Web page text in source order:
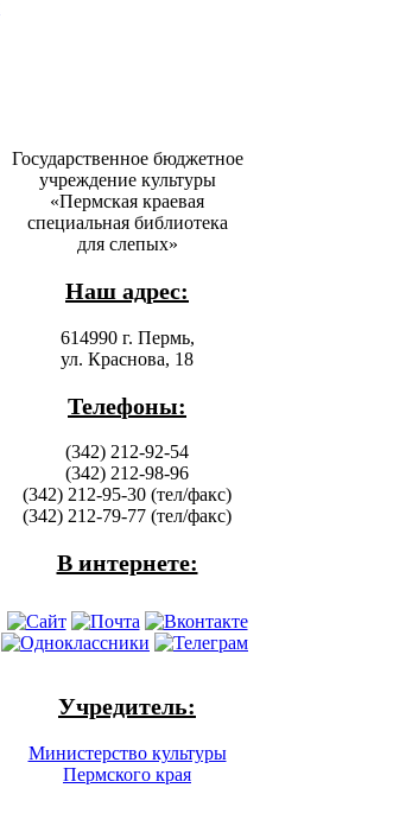
Государственное бюджетное
учреждение культуры
«Пермская краевая
специальная библиотека
для слепых»
Наш адрес:
614990 г. Пермь,
ул. Краснова, 18
Телефоны:
(342) 212-92-54
(342) 212-98-96
(342) 212-95-30 (тел/факс)
(342) 212-79-77 (тел/факс)
В интернете:
Учредитель:
Министерство культуры
Пермского края